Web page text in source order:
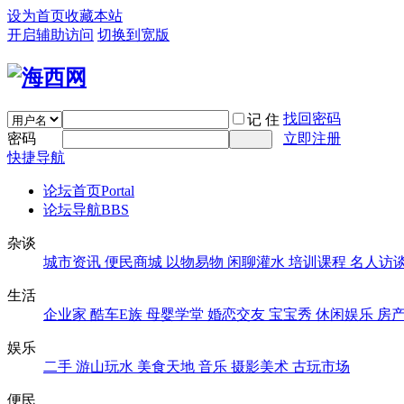
设为首页收藏本站
开启辅助访问 切换到宽版
记 住 找回密码
密码
立即注册
快捷导航
论坛首页Portal
论坛导航BBS
杂谈
城市资讯 便民商城 以物易物 闲聊灌水 培训课程 名人访
生活
企业家 酷车E族 母婴学堂 婚恋交友 宝宝秀 休闲娱乐 房
娱乐
二手 游山玩水 美食天地 音乐 摄影美术 古玩市场
便民